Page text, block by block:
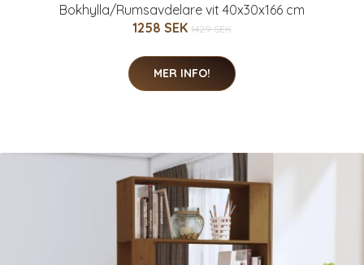
Bokhylla/Rumsavdelare vit 40x30x166 cm
1258 SEK 1429 SEK
MER INFO!